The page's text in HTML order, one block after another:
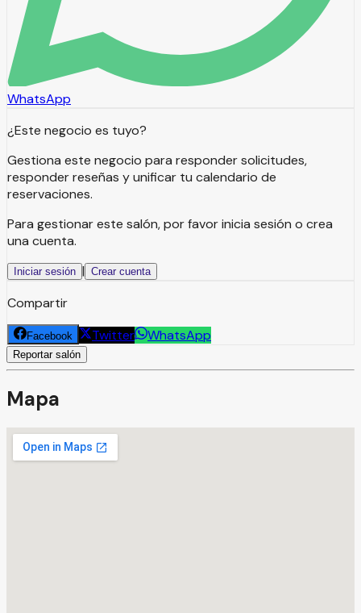
WhatsApp
¿Este negocio es tuyo?
Gestiona este negocio para responder solicitudes,
responder reseñas y unificar tu calendario de
reservaciones.
Para gestionar este salón, por favor inicia sesión o crea
una cuenta.
Iniciar sesión | Crear cuenta
Compartir
Facebook Twitter WhatsApp
Reportar salón
Mapa